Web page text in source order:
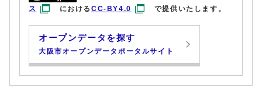
ス
におけるCC-BY4.0 で提供いたします。
オープンデータを探す
大阪市オープンデータポータルサイト